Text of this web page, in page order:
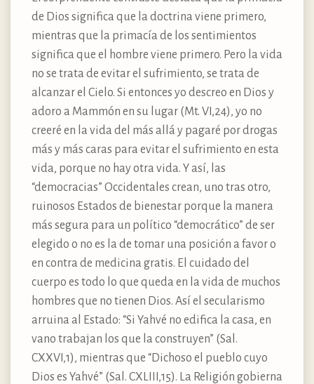
de Dios significa que la doctrina viene primero,
mientras que la primacía de los sentimientos
significa que el hombre viene primero. Pero la vida
no se trata de evitar el sufrimiento, se trata de
alcanzar el Cielo. Si entonces yo descreo en Dios y
adoro a Mammón en su lugar (Mt. VI,24), yo no
creeré en la vida del más allá y pagaré por drogas
más y más caras para evitar el sufrimiento en esta
vida, porque no hay otra vida. Y así, las
“democracias” Occidentales crean, uno tras otro,
ruinosos Estados de bienestar porque la manera
más segura para un político “democrático” de ser
elegido o no es la de tomar una posición a favor o
en contra de medicina gratis. El cuidado del
cuerpo es todo lo que queda en la vida de muchos
hombres que no tienen Dios. Así el secularismo
arruina al Estado: “Si Yahvé no edifica la casa, en
vano trabajan los que la construyen” (Sal.
CXXVI,1), mientras que “Dichoso el pueblo cuyo
Dios es Yahvé” (Sal. CXLIII,15). La Religión gobierna